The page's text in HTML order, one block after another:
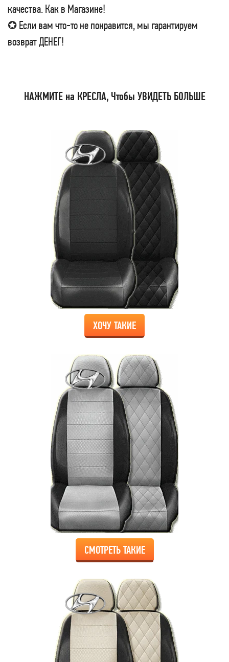
качества. Как в Магазине!
✪ Если вам что-то не понравится, мы гарантируем
возврат ДЕНЕГ!
НАЖМИТЕ на КРЕСЛА, Чтобы УВИДЕТЬ БОЛЬШЕ
ХОЧУ ТАКИЕ
СМОТРЕТЬ ТАКИЕ